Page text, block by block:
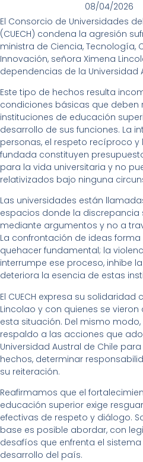
08/04/2026
El Consorcio de Universidades
(CUECH) condena la agresión
ministra de Ciencia, Tecnología,
Innovación, señora Ximena
dependencias de la Universidad
Este tipo de hechos resulta
condiciones básicas que deben
instituciones de educación
desarrollo de sus funciones. La
personas, el respeto recíproco y
fundada constituyen
para la vida universitaria y no
relativizados bajo ninguna
Las universidades están
espacios donde la discrepancia
mediante argumentos y no a
La confrontación de ideas
quehacer fundamental; la
interrumpe ese proceso, inhibe
deteriora la esencia de estas
El CUECH expresa su solidaridad
Lincolao y con quienes se
esta situación. Del mismo
respaldo a las acciones que
Universidad Austral de Chile
hechos, determinar
su reiteración.
Reafirmamos que el
educación superior exige
efectivas de respeto y diálogo.
base es posible abordar, con
desafíos que enfrenta el sistema
desarrollo del país.